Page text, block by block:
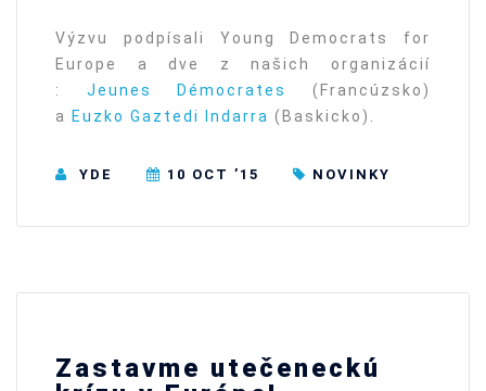
Výzvu podpísali Young Democrats for
Europe a dve z našich organizácií
: Jeunes Démocrates
(Francúzsko)
a Euzko Gaztedi Indarra (Baskicko).
YDE 10 OCT ’15 NOVINKY
Zastavme utečeneckú